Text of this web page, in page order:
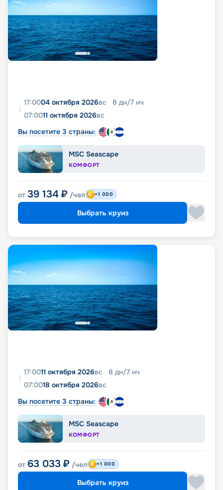
17:0004 октября 2026вс 8 дн/7 нч
07:0011 октября 2026вс
Вы посетите 3 страны:
MSC Seascape
КОМФОРТ
от 39 134 ₽ /чел +1 000
Выбрать круиз
17:0011 октября 2026вс 8 дн/7 нч
07:0018 октября 2026вс
Вы посетите 3 страны:
MSC Seascape
КОМФОРТ
от 63 033 ₽ /чел +1 000
Выбрать круиз